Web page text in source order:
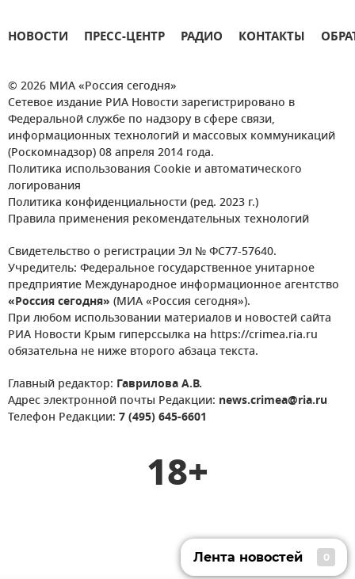
НОВОСТИ ПРЕСС-ЦЕНТР РАДИО КОНТАКТЫ
© 2026 МИА «Россия сегодня»
Сетевое издание РИА Новости зарегистрировано в
Федеральной службе по надзору в сфере связи,
информационных технологий и массовых коммуникаций
(Роскомнадзор) 08 апреля 2014 года.
Политика использования Cookie и автоматического
логирования
Политика конфиденциальности (ред. 2023 г.)
Правила применения рекомендательных технологий
Свидетельство о регистрации Эл № ФС77-57640.
Учредитель: Федеральное государственное унитарное
предприятие Международное информационное агентство
«Россия сегодня» (МИА «Россия сегодня»).
При любом использовании материалов и новостей сайта
РИА Новости Крым гиперссылка на https://crimea.ria.ru
обязательна не ниже второго абзаца текста.
Главный редактор: Гаврилова А.В.
Адрес электронной почты Редакции: news.crimea@ria.ru
Телефон Редакции: 7 (495) 645-6601
18+
Лента новостей 0